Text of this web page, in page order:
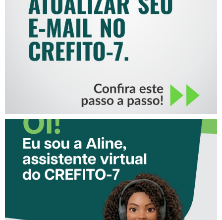
MAIL NO CREFITO-7
CONHEÇA A ‘ALINE’,
ASSISTENTE VIRTUAL DO
CREFITO-7